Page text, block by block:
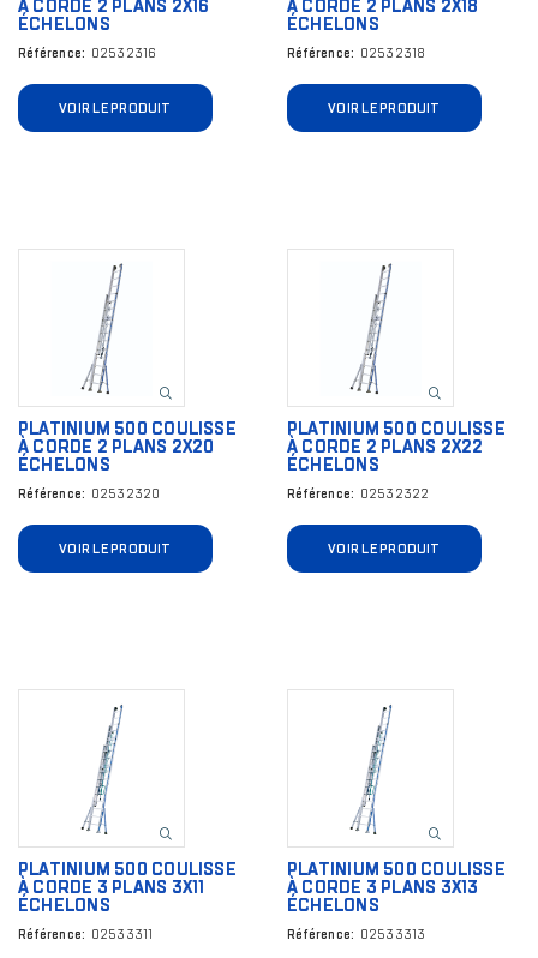
À CORDE 2 PLANS 2X16
ÉCHELONS
Référence 02532316
VOIR LE PRODUIT
À CORDE 2 PLANS 2X18
ÉCHELONS
Référence 02532318
VOIR LE PRODUIT
PLATINIUM 500 COULISSE
À CORDE 2 PLANS 2X20
ÉCHELONS
Référence 02532320
VOIR LE PRODUIT
PLATINIUM 500 COULISSE
À CORDE 2 PLANS 2X22
ÉCHELONS
Référence 02532322
VOIR LE PRODUIT
PLATINIUM 500 COULISSE
À CORDE 3 PLANS 3X11
ÉCHELONS
Référence 02533311
PLATINIUM 500 COULISSE
À CORDE 3 PLANS 3X13
ÉCHELONS
Référence 02533313